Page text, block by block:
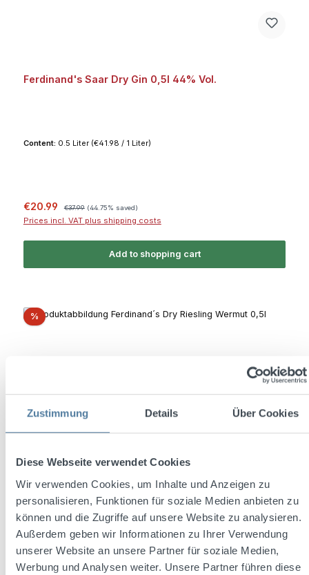
Zustimmung Details Über Cookies
Diese Webseite verwendet Cookies
Wir verwenden Cookies, um Inhalte und Anzeigen zu
personalisieren, Funktionen für soziale Medien anbieten zu
können und die Zugriffe auf unsere Website zu analysieren.
Außerdem geben wir Informationen zu Ihrer Verwendung
unserer Website an unsere Partner für soziale Medien,
Werbung und Analysen weiter. Unsere Partner führen diese
Ferdinand's Saar Dry Gin 0,5l 44% Vol.
Content: 0.5 Liter (€41.98 / 1 Liter)
Sale price:
€20.99 €37.99 (44.75% saved)
Prices incl. VAT plus shipping costs
Add to shopping cart
%Discount
Ferdinand's Dry Riesling Wermut 0,5l 18% Vol.
Content:0.5 Liter(€17.98 / 1 Liter)